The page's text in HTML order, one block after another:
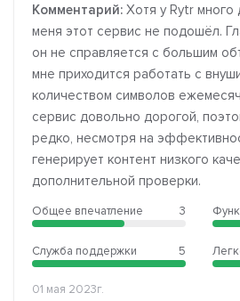
Комментарий: Хотя у Rytr много
меня этот сервис не подошёл.
он не справляется с большим
мне приходится работать с
количеством символов
сервис довольно дорогой,
редко, несмотря на
генерирует контент низкого
дополнительной проверки.
Общее впечатление 3
Служба поддержки 5
01 мая 2023г.